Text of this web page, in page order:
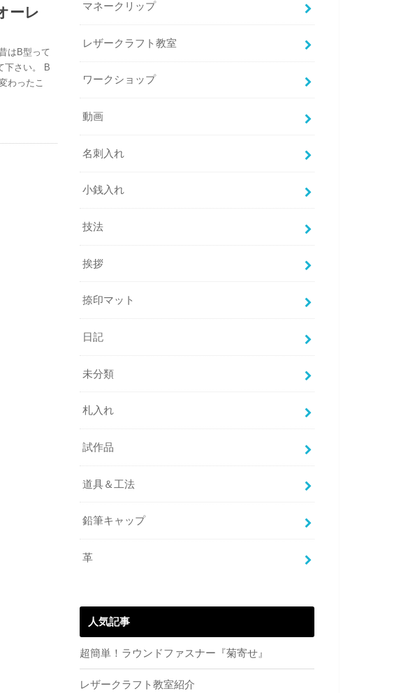
ーレ
はB型って
下さい。 B
わったこ
マネークリップ
レザークラフト教室
ワークショップ
動画
名刺入れ
小銭入れ
技法
挨拶
捺印マット
日記
未分類
札入れ
試作品
道具＆工法
鉛筆キャップ
革
人気記事
超簡単！ラウンドファスナー『菊寄せ』
レザークラフト教室紹介